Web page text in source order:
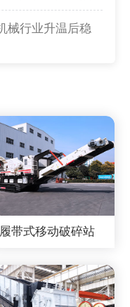
械行业升温后稳
履带式移动破碎站